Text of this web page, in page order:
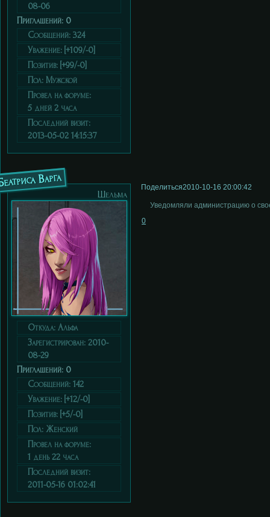
08-06
Приглашений: 0
Сообщений: 324
Уважение: [+109/-0]
Позитив: [+99/-0]
Пол: Мужской
Провел на форуме:
5 дней 2 часа
Последний визит:
2013-05-02 14:15:37
Поделиться2010-10-16 20:00:42
Варга
Шельма
Откуда: Альфа
Зарегистрирован: 2010-
08-29
Приглашений: 0
Сообщений: 142
Уважение: [+12/-0]
Позитив: [+5/-0]
Пол: Женский
Провел на форуме:
1 день 22 часа
Последний визит:
2011-05-16 01:02:41
Уведомляли администрацию о
0